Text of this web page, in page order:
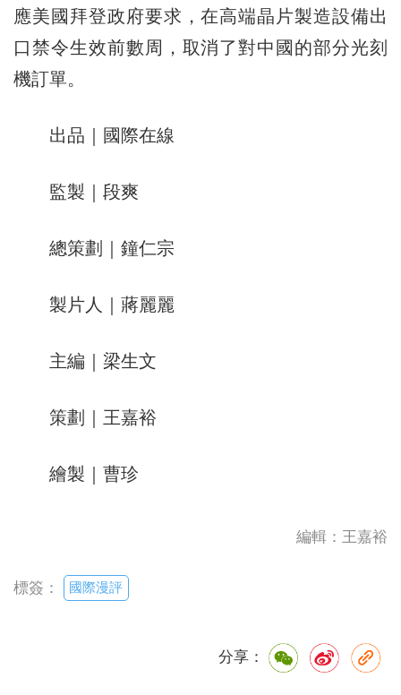
應美國拜登政府要求，在高端晶片製造設備出
口禁令生效前數周，取消了對中國的部分光刻
機訂單。
出品｜國際在線
監製｜段爽
總策劃｜鐘仁宗
製片人｜蔣麗麗
主編｜梁生文
策劃｜王嘉裕
繪製｜曹珍
編輯：王嘉裕
標簽： 國際漫評
分享：